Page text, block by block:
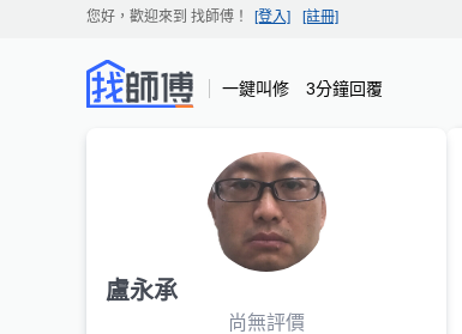
您好，歡迎來到 找師傅 ！ [登入] [註冊]
一鍵叫修 3分鐘回覆
盧永承
尚無評價